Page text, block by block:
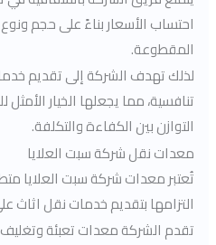
احتساب الأسعار بناءً على حجم
المقطوعة.
لذلك تهدف الشركة إلى تقديم
تنافسية، مما يجعلها الخيار
التوازن بين الكفاءة والتكلفة.
معدات نقل شركة سبت العلايا
تُعتبر معدات شركة سبت العلايا
التزامها بتقديم خدمات نقل
تقدم الشركة معدات تعبئة وتغليف